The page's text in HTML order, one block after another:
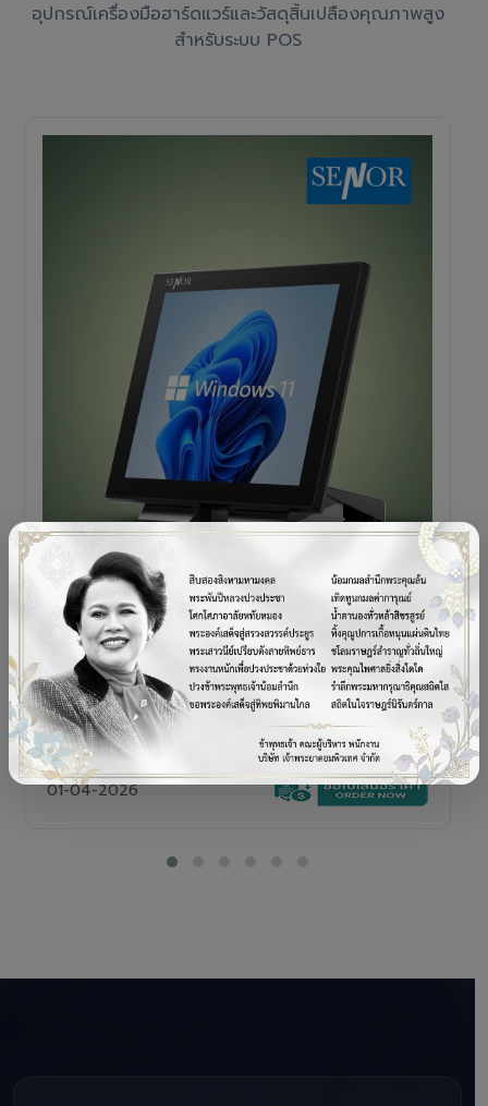
อุปกรณ์เครื่องมือฮาร์ดแวร์และวัสดุสิ้นเปลืองคุณภาพสูง
สำหรับระบบ POS
POS TERMINAL
SENOR V+5s
เครื่อง POS All-in-One Touch Screen ดีไซน์พรีเมียม
01-04-2026